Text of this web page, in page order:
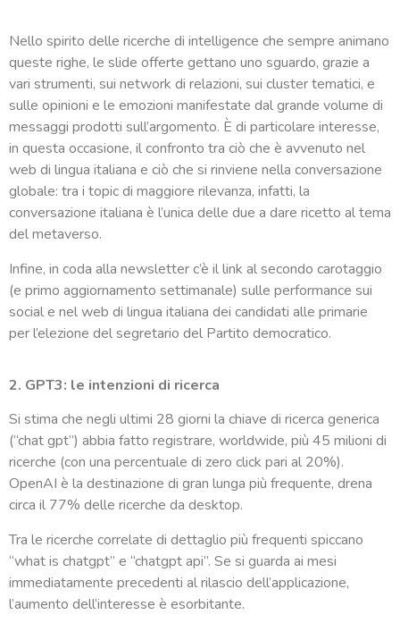
Nello spirito delle ricerche di intelligence che sempre animano
queste righe, le slide offerte gettano uno sguardo, grazie a
vari strumenti, sui network di relazioni, sui cluster tematici, e
sulle opinioni e le emozioni manifestate dal grande volume di
messaggi prodotti sull’argomento. È di particolare interesse,
in questa occasione, il confronto tra ciò che è avvenuto nel
web di lingua italiana e ciò che si rinviene nella conversazione
globale: tra i topic di maggiore rilevanza, infatti, la
conversazione italiana è l’unica delle due a dare ricetto al tema
del metaverso.
Infine, in coda alla newsletter c’è il link al secondo carotaggio
(e primo aggiornamento settimanale) sulle performance sui
social e nel web di lingua italiana dei candidati alle primarie
per l’elezione del segretario del Partito democratico.
2. GPT3: le intenzioni di ricerca
Si stima che negli ultimi 28 giorni la chiave di ricerca generica
(“chat gpt”) abbia fatto registrare, worldwide, più 45 milioni di
ricerche (con una percentuale di zero click pari al 20%).
OpenAI è la destinazione di gran lunga più frequente, drena
circa il 77% delle ricerche da desktop.
Tra le ricerche correlate di dettaglio più frequenti spiccano
“what is chatgpt” e “chatgpt api”. Se si guarda ai mesi
immediatamente precedenti al rilascio dell’applicazione,
l’aumento dell’interesse è esorbitante.